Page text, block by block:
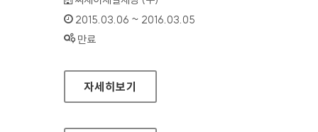
인증기간 :
2015.03.06 ~ 2016.03.05
상태 :
만료
CJ제일제당 홈페이지
자세히보기